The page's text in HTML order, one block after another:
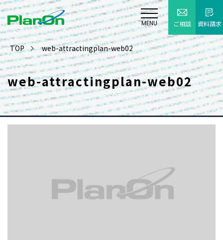
MENU ご相談 資料請求
TOP web-attractingplan-web02
web-attractingplan-web02